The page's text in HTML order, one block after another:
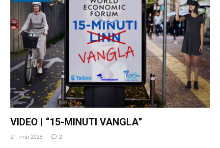
VIDEO | “15-MINUTI VANGLA”
21. mai 2023 2